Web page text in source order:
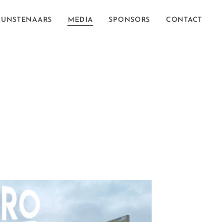
MEDIA SPONSORS CONTACT